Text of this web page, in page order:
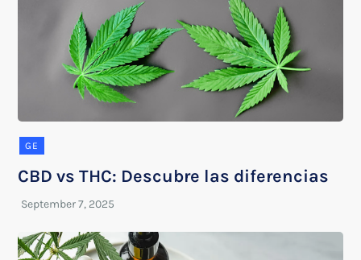
GE
CBD vs THC: Descubre las diferencias